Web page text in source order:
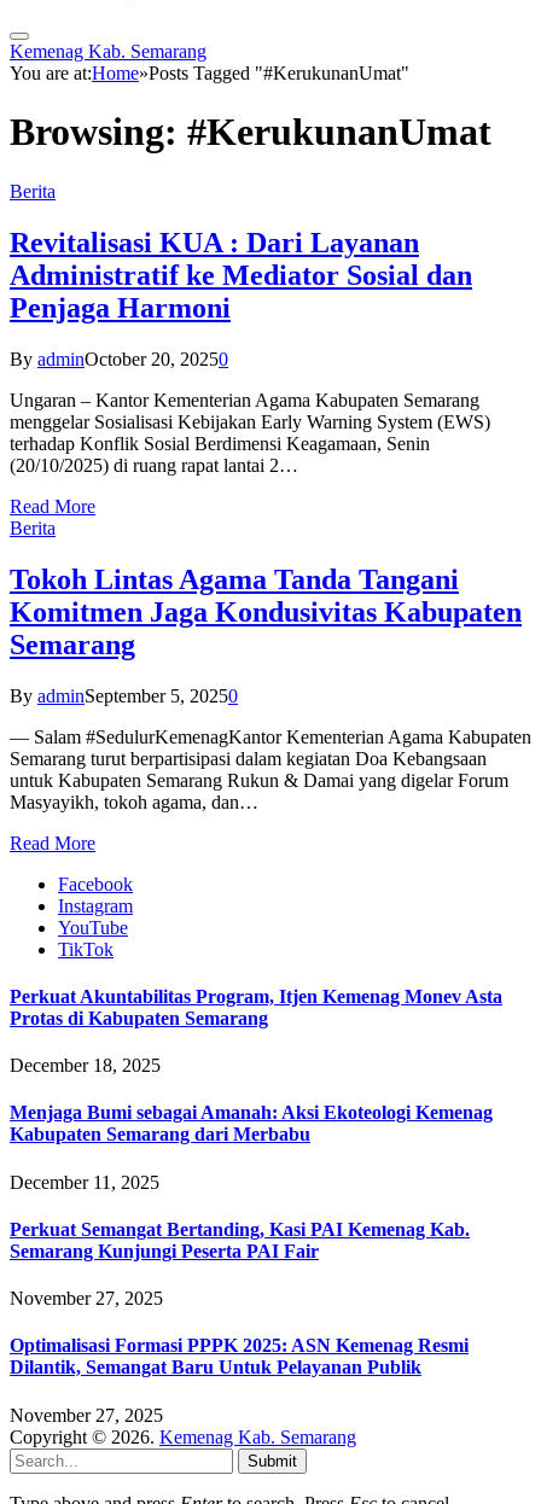
Kemenag Kab. Semarang
You are at:Home»Posts Tagged "#KerukunanUmat"
Browsing: #KerukunanUmat
Berita
Revitalisasi KUA : Dari Layanan
Administratif ke Mediator Sosial dan
Penjaga Harmoni
By adminOctober 20, 20250
Ungaran – Kantor Kementerian Agama Kabupaten Semarang
menggelar Sosialisasi Kebijakan Early Warning System (EWS)
terhadap Konflik Sosial Berdimensi Keagamaan, Senin
(20/10/2025) di ruang rapat lantai 2…
Read More
Berita
Tokoh Lintas Agama Tanda Tangani
Komitmen Jaga Kondusivitas Kabupaten
Semarang
By adminSeptember 5, 20250
— Salam #SedulurKemenagKantor Kementerian Agama Kabupaten
Semarang turut berpartisipasi dalam kegiatan Doa Kebangsaan
untuk Kabupaten Semarang Rukun & Damai yang digelar Forum
Masyayikh, tokoh agama, dan…
Read More
Facebook
Instagram
YouTube
TikTok
Perkuat Akuntabilitas Program, Itjen Kemenag Monev Asta
Protas di Kabupaten Semarang
December 18, 2025
Menjaga Bumi sebagai Amanah: Aksi Ekoteologi Kemenag
Kabupaten Semarang dari Merbabu
December 11, 2025
Perkuat Semangat Bertanding, Kasi PAI Kemenag Kab.
Semarang Kunjungi Peserta PAI Fair
November 27, 2025
Optimalisasi Formasi PPPK 2025: ASN Kemenag Resmi
Dilantik, Semangat Baru Untuk Pelayanan Publik
November 27, 2025
Copyright © 2026. Kemenag Kab. Semarang
Submit